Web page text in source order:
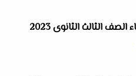
بوكليت أسئلة الكهربية فيزياء الصف الثالث الثانوى 2023